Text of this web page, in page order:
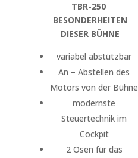
TBR-250
BESONDERHEITEN
DIESER BÜHNE
variabel abstützbar
An – Abstellen des
Motors von der Bühne
modernste
Steuertechnik im
Cockpit
2 Ösen für das